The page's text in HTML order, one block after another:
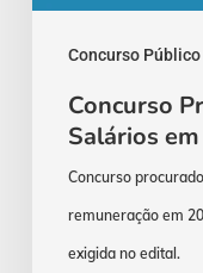
Concurso Público
Concurso
Salários
Concurso
remuneração em
exigida no edital.